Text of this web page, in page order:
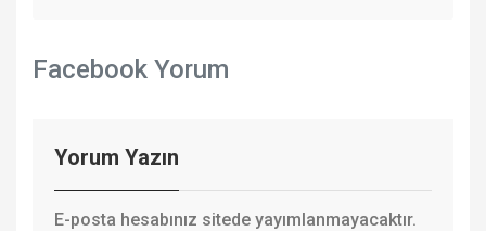
Facebook Yorum
Yorum Yazın
E-posta hesabınız sitede yayımlanmayacaktır.